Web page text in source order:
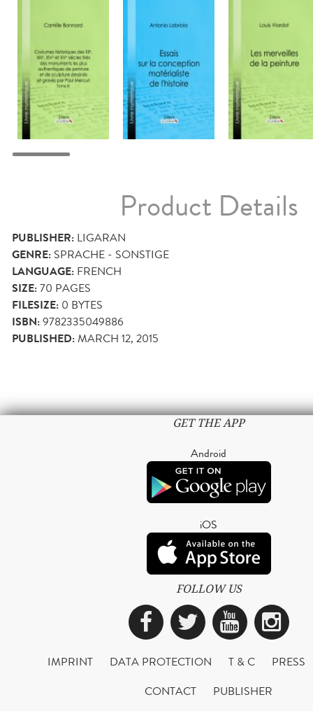
Product Details
PUBLISHER: LIGARAN
GENRE: SPRACHE - SONSTIGE
LANGUAGE: FRENCH
SIZE:70 PAGES
FILESIZE: 0 BYTES
ISBN:9782335049886
PUBLISHED:MARCH 12, 2015
GET THE APP
Android
iOS
FOLLOW US
Facebook
Twitter
IMPRINT DATA PROTECTION T & C
PRESS
CONTACT
PUBLISHER